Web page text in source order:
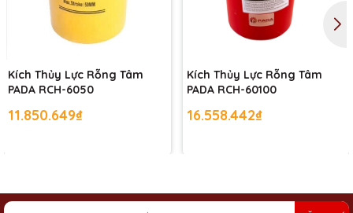
Kích Thủy Lực Rỗng Tâm
PADA RCH-6050
11.850.649₫
Kích Thủy Lực Rỗng Tâm
PADA RCH-60100
16.558.442₫